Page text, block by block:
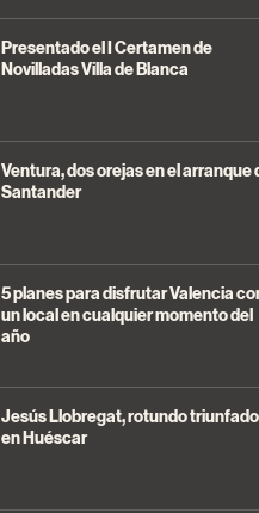
Presentado el I Certamen de
Novilladas Villa de Blanca
Ventura, dos orejas en el arranque
Santander
5 planes para disfrutar Valencia
un local en cualquier momento del
año
Jesús Llobregat, rotundo triunfador
en Huéscar